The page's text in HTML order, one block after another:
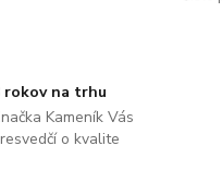
rokov na trhu
Kameník Vás
o kvalite